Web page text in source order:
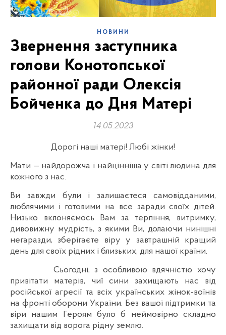
НОВИНИ
Звернення заступника
голови Конотопської
районної ради Олексія
Бойченка до Дня Матері
14.05.2023
Дорогі наші матері! Любі жінки!
Мати — найдорожча і найцінніша у світі людина для
кожного з нас.
Ви завжди були і залишаєтеся самовідданими,
люблячими і готовими на все заради своїх дітей.
Низько вклоняємось Вам за терпіння, витримку,
дивовижну мудрість, з якими Ви, долаючи нинішні
негаразди, зберігаєте віру у завтрашній кращий
день для своїх рідних і близьких, для нашої країни.
Сьогодні, з особливою вдячністю хочу
привітати матерів, чиї сини захищають нас від
російської агресії та всіх українських жінок-воїнів
на фронті оборони України. Без вашої підтримки та
віри нашим Героям було б неймовірно складно
захищати від ворога рідну землю.